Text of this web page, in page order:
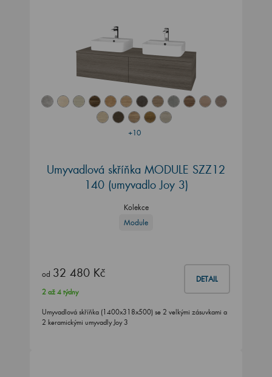
+10
Umyvadlová skříňka MODULE SZZ12
140 (umyvadlo Joy 3)
Kolekce
Module
od 32 480 Kč DETAIL
2 až 4 týdny
Umyvadlová skříňka (1400x318x500) se 2 velkými zásuvkami a
2 keramickými umyvadly Joy 3